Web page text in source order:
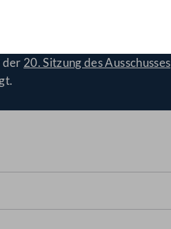
der 20. Sitzung des Ausschusses